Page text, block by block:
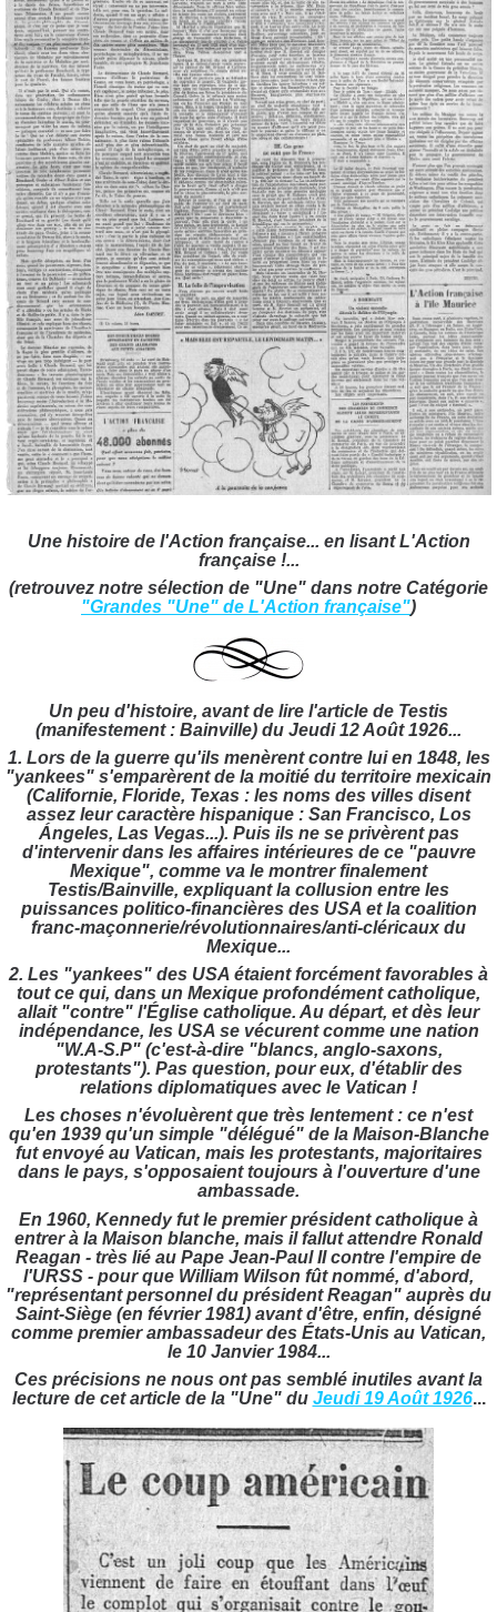
Une histoire de l'Action française... en lisant L'Action
française !...
(retrouvez notre sélection de "Une" dans notre Catégorie
"Grandes "Une" de L'Action française")
Un peu d'histoire, avant de lire l'article de Testis
(manifestement : Bainville) du Jeudi 12 Août 1926...
1. Lors de la guerre qu'ils menèrent contre lui en 1848, les
"yankees" s'emparèrent de la moitié du territoire mexicain
(Californie, Floride, Texas : les noms des villes disent
assez leur caractère hispanique : San Francisco, Los
Ángeles, Las Vegas...). Puis ils ne se privèrent pas
d'intervenir dans les affaires intérieures de ce "pauvre
Mexique", comme va le montrer finalement
Testis/Bainville, expliquant la collusion entre les
puissances politico-financières des USA et la coalition
franc-maçonnerie/révolutionnaires/anti-cléricaux du
Mexique...
2. Les "yankees" des USA étaient forcément favorables à
tout ce qui, dans un Mexique profondément catholique,
allait "contre" l'Église catholique. Au départ, et dès leur
indépendance, les USA se vécurent comme une nation
"W.A-S.P" (c'est-à-dire "blancs, anglo-saxons,
protestants"). Pas question, pour eux, d'établir des
relations diplomatiques avec le Vatican !
Les choses n'évoluèrent que très lentement : ce n'est
qu'en 1939 qu'un simple "délégué" de la Maison-Blanche
fut envoyé au Vatican, mais les protestants, majoritaires
dans le pays, s'opposaient toujours à l'ouverture d'une
ambassade.
En 1960, Kennedy fut le premier président catholique à
entrer à la Maison blanche, mais il fallut attendre Ronald
Reagan - très lié au Pape Jean-Paul II contre l'empire de
l'URSS - pour que William Wilson fût nommé, d'abord,
"représentant personnel du président Reagan" auprès du
Saint-Siège (en février 1981) avant d'être, enfin, désigné
comme premier ambassadeur des États-Unis au Vatican,
le 10 Janvier 1984...
Ces précisions ne nous ont pas semblé inutiles avant la
lecture de cet article de la"Une" du Jeudi 19 Août 1926...